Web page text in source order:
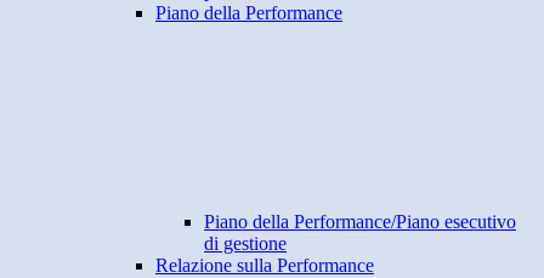
Piano della Performance
Piano della Performance/Piano esecutivo
di gestione
Relazione sulla Performance